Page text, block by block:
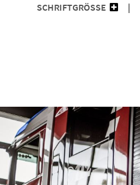
SCHRIFTGRÖSSE